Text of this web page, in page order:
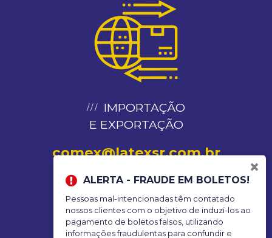
×
ALERTA - FRAUDE EM BOLETOS!
Pessoas mal-intencionadas têm contatado
nossos clientes com o objetivo de induzi-los ao
pagamento de boletos falsos, utilizando
informações fraudulentas para confundir e
IMPORTAÇÃO
E EXPORTAÇÃO
comex@latexsr.com.br
(11) 4713.5004